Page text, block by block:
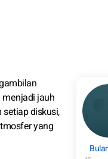
menjadi jauh
diskusi,
yang